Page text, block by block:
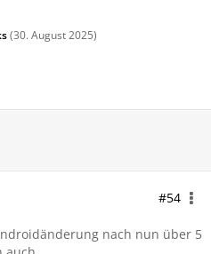
(30. August 2025)
#54
nach nun über 5